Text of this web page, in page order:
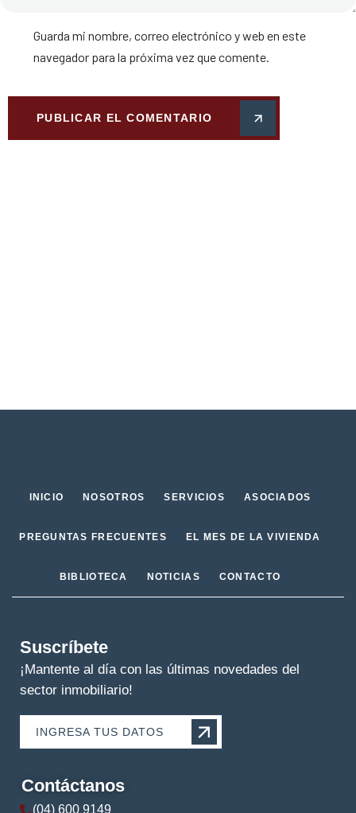
Guarda mi nombre, correo electrónico y web en este
navegador para la próxima vez que comente.
PUBLICAR EL COMENTARIO
INICIO NOSOTROS SERVICIOS ASOCIADOS
PREGUNTAS FRECUENTES EL MES DE LA VIVIENDA
BIBLIOTECA NOTICIAS CONTACTO
Suscríbete
¡Mantente al día con las últimas novedades del
sector inmobiliario!
INGRESA TUS DATOS
Contáctanos
(04) 600 9149